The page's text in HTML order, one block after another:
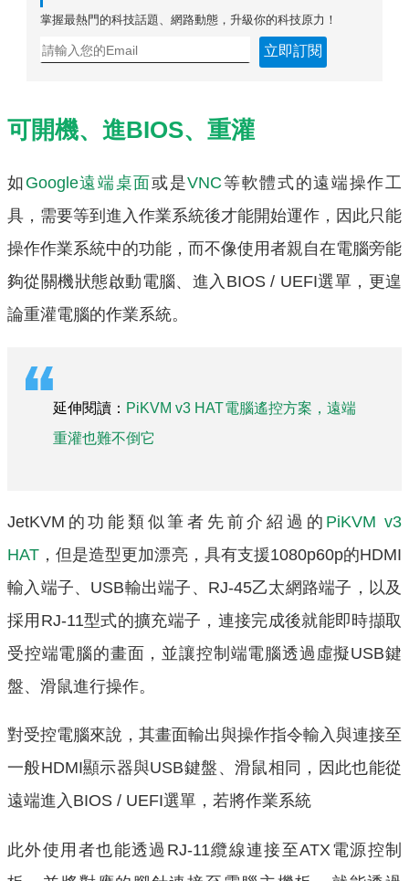
掌握最熱門的科技話題、網路動態，升級你的科技原力！
立即訂閱
可開機、進BIOS、重灌
如 Google遠端桌面或是VNC等軟體式的遠端操作工
具，需要等到進入作業系統後才能開始運作，因此只能
操作作業系統中的功能，而不像使用者親自在電腦旁能
夠從關機狀態啟動電腦、進入BIOS / UEFI選單，更遑
論重灌電腦的作業系統。
延伸閱讀： PiKVM v3 HAT電腦遙控方案，遠端
重灌也難不倒它
JetKVM的功能類似筆者先前介紹過的 PiKVM v3
HAT ，但是造型更加漂亮，具有支援1080p60p的HDMI
輸入端子、USB輸出端子、RJ-45乙太網路端子，以及
採用RJ-11型式的擴充端子，連接完成後就能即時擷取
受控端電腦的畫面，並讓控制端電腦透過虛擬USB鍵
盤、滑鼠進行操作。
對受控電腦來說，其畫面輸出與操作指令輸入與連接至
一般HDMI顯示器與USB鍵盤、滑鼠相同，因此也能從
遠端進入BIOS / UEFI選單，若將作業系統
此外使用者也能透過RJ-11纜線連接至ATX電源控制